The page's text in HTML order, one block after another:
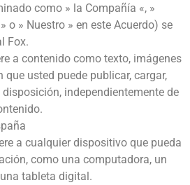
como » la Compañía «, »
o » Nuestro » en este Acuerdo) se
Fox.
a contenido como texto, imágenes
usted puede publicar, cargar,
independientemente de
a cualquier dispositivo que pueda
como una computadora, un
tableta digital.